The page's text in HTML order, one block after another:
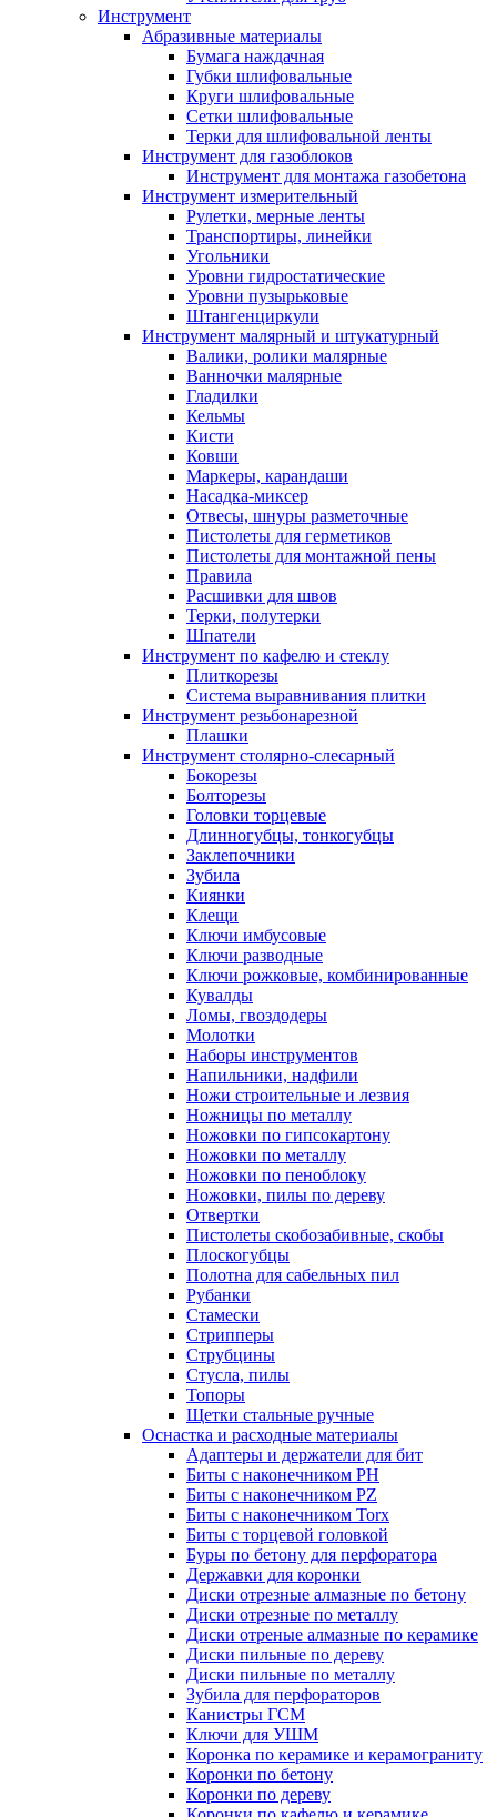
Инструмент
Абразивные материалы
Бумага наждачная
Губки шлифовальные
Круги шлифовальные
Сетки шлифовальные
Терки для шлифовальной ленты
Инструмент для газоблоков
Инструмент для монтажа газобетона
Инструмент измерительный
Рулетки, мерные ленты
Транспортиры, линейки
Угольники
Уровни гидростатические
Уровни пузырьковые
Штангенциркули
Инструмент малярный и штукатурный
Валики, ролики малярные
Ванночки малярные
Гладилки
Кельмы
Кисти
Ковши
Маркеры, карандаши
Насадка-миксер
Отвесы, шнуры разметочные
Пистолеты для герметиков
Пистолеты для монтажной пены
Правила
Расшивки для швов
Терки, полутерки
Шпатели
Инструмент по кафелю и стеклу
Плиткорезы
Система выравнивания плитки
Инструмент резьбонарезной
Плашки
Инструмент столярно-слесарный
Бокорезы
Болторезы
Головки торцевые
Длинногубцы, тонкогубцы
Заклепочники
Зубила
Киянки
Клещи
Ключи имбусовые
Ключи разводные
Ключи рожковые, комбинированные
Кувалды
Ломы, гвоздодеры
Молотки
Наборы инструментов
Напильники, надфили
Ножи строительные и лезвия
Ножницы по металлу
Ножовки по гипсокартону
Ножовки по металлу
Ножовки по пеноблоку
Ножовки, пилы по дереву
Отвертки
Пистолеты скобозабивные, скобы
Плоскогубцы
Полотна для сабельных пил
Рубанки
Стамески
Стрипперы
Струбцины
Стусла, пилы
Топоры
Щетки стальные ручные
Оснастка и расходные материалы
Адаптеры и держатели для бит
Биты с наконечником PH
Биты с наконечником PZ
Биты с наконечником Torx
Биты с торцевой головкой
Буры по бетону для перфоратора
Державки для коронки
Диски отрезные алмазные по бетону
Диски отрезные по металлу
Диски отреные алмазные по керамике
Диски пильные по дереву
Диски пильные по металлу
Зубила для перфораторов
Канистры ГСМ
Ключи для УШМ
Коронка по керамике и керамограниту
Коронки по бетону
Коронки по дереву